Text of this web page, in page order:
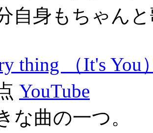
もちゃんと
thing （It's You
YouTube
曲の一つ。